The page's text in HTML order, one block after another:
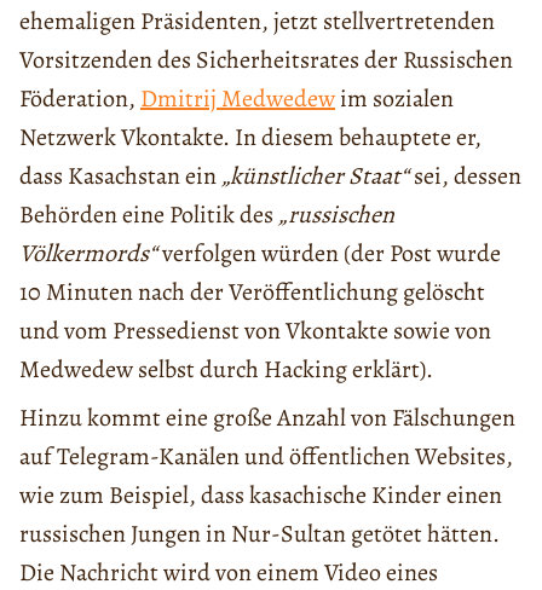
ehemaligen Präsidenten, jetzt stellvertretenden
Vorsitzenden des Sicherheitsrates der Russischen
Föderation, Dmitrij Medwedewim sozialen
Netzwerk Vkontakte. In diesem behauptete er,
dass Kasachstan ein„künstlicher Staat“sei, dessen
Behörden eine Politik des „russischen
Völkermords“verfolgen würden (der Post wurde
10 Minuten nach der Veröffentlichung gelöscht
und vom Pressedienst von Vkontakte sowie von
Medwedew selbst durch Hacking erklärt).
Hinzu kommt eine große Anzahl von Fälschungen
auf Telegram-Kanälen und öffentlichen Websites,
wie zum Beispiel, dass kasachische Kinder einen
russischen Jungen in Nur-Sultan getötet hätten.
Die Nachricht wird von einem Video eines